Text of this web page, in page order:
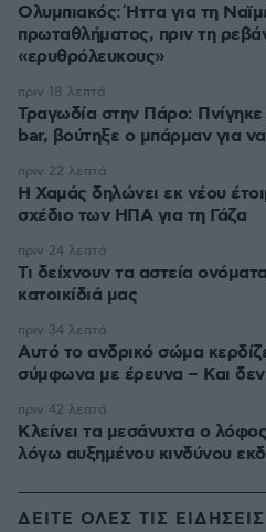
Ολυμπιακός: Ήττα για τη
πρωταθλήματος, πριν τη
«ερυθρόλευκους»
Τραγωδία στην Πάρο:
bar, βούτηξε ο μπάρμαν για
πριν 18 λεπτά
Η Χαμάς δηλώνει εκ νέου
σχέδιο των ΗΠΑ για τη Γάζα
πριν 22 λεπτά
Τι δείχνουν τα αστεία
κατοικίδιά μας
πριν 24 λεπτά
Αυτό το ανδρικό σώμα
σύμφωνα με έρευνα – Και δεν
πριν 34 λεπτά
Κλείνει τα μεσάνυχτα ο
λόγω αυξημένου κινδύνου
πριν 42 λεπτά
ΔΕΙΤΕ ΟΛΕΣ ΤΙΣ ΕΙΔΗΣΕΙΣ